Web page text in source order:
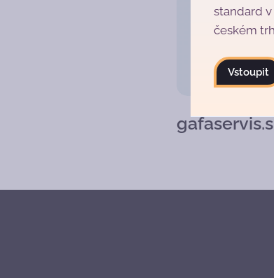
standard v
českém
Vstoupit